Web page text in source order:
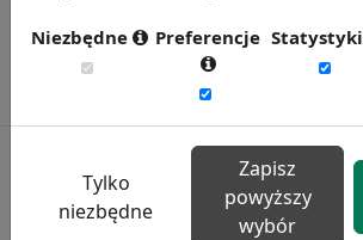
Niezbędne Preferencje Statystyki
Tylko
niezbędne
Zapisz
powyższy
wybór